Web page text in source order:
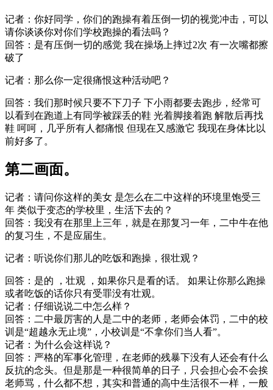
记者：你好同学，你们的跑操有着压倒一切的视觉冲击，可以
请你谈谈你对你们学校跑操的看法吗？
回答：是有压倒一切的感觉 我在操场上摔过2次 有一次嘴都擦
破了
记者：那么你一定很痛恨这种活动吧？
回答：我们那时候只要不下刀子 下小雨都要去跑步，经常可
以看到在跑道上有同学被踩丢的鞋 光着脚接着跑 解散后再找
鞋 呵呵，几乎所有人都痛恨 但现在又感激它 我现在身体比以
前好多了。
第二画面。
记者：请问你这样的美女 是怎么在二中这样的环境里饱受三
年 类似于变态的学校里，生活下去的？
回答：我没有在那里上三年，就是在那复习一年，二中牛在他
的复习生，不是应届生。
记者：听说你们那儿的吃饭和跑操，很壮观？
回答：是的 ，壮观 ，如果你只是看的话。 如果让你那么跑操
或者吃饭的话你只有受罪没有壮观。
记者：仔细说说二中怎么样？
回答：二中最厉害的人是二中的老师，老师会体罚，二中的校
训是“超越永无止境”，小校训是“不拿你们当人看”。
记者：为什么会这样说？
回答：严格的军事化管理，在老师的残暴下没有人还会有什么
反抗的念头。但是那是一种很简单的日子，只会担心会不会挨
老师骂，什么都不想，其实和普通的高中生活很不一样，一般